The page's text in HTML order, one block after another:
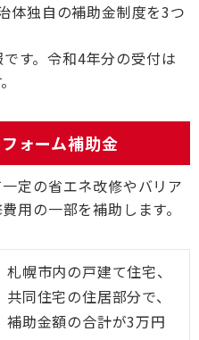
体独自の補助金制度を3つ
す。令和4年分の受付は
ォーム補助金
定の省エネ改修やバリア
用の一部を補助します。
札幌市内の戸建て住宅、
共同住宅の住居部分で、
補助金額の合計が3万円